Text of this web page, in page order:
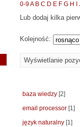
0-9A B C D E F G H
Lub dodaj kilka
Kolejność:
Wyświetlanie
baza wiedzy [2]
email processor [1]
język naturalny [1]